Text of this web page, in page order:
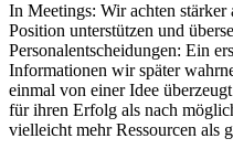
In Meetings: Wir achten stärker
Position unterstützen und
Personalentscheidungen: Ein
Informationen wir später
einmal von einer Idee
für ihren Erfolg als nach
vielleicht mehr Ressourcen als